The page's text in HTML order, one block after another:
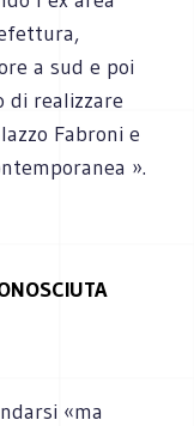
a sud e poi
di realizzare
Fabroni e
».
«ma